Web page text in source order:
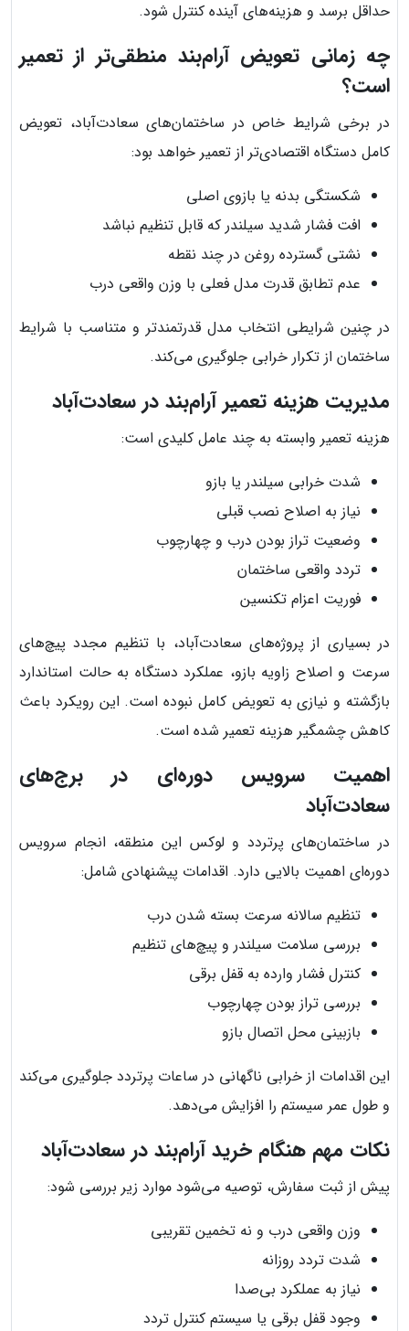
حداقل برسد و هزینه‌های آینده کنترل شود.
چه زمانی تعویض آرام‌بند منطقی‌تر از تعمیر
است؟
در برخی شرایط خاص در ساختمان‌های سعادت‌آباد، تعویض
کامل دستگاه اقتصادی‌تر از تعمیر خواهد بود:
شکستگی بدنه یا بازوی اصلی
افت فشار شدید سیلندر که قابل تنظیم نباشد
نشتی گسترده روغن در چند نقطه
عدم تطابق قدرت مدل فعلی با وزن واقعی درب
در چنین شرایطی انتخاب مدل قدرتمندتر و متناسب با شرایط
ساختمان از تکرار خرابی جلوگیری می‌کند.
مدیریت هزینه تعمیر آرام‌بند در سعادت‌آباد
هزینه تعمیر وابسته به چند عامل کلیدی است:
شدت خرابی سیلندر یا بازو
نیاز به اصلاح نصب قبلی
وضعیت تراز بودن درب و چهارچوب
تردد واقعی ساختمان
فوریت اعزام تکنسین
در بسیاری از پروژه‌های سعادت‌آباد، با تنظیم مجدد پیچ‌های
سرعت و اصلاح زاویه بازو، عملکرد دستگاه به حالت استاندارد
بازگشته و نیازی به تعویض کامل نبوده است. این رویکرد باعث
کاهش چشمگیر هزینه تعمیر شده است.
اهمیت سرویس دوره‌ای در برج‌های
سعادت‌آباد
در ساختمان‌های پرتردد و لوکس این منطقه، انجام سرویس
دوره‌ای اهمیت بالایی دارد. اقدامات پیشنهادی شامل:
تنظیم سالانه سرعت بسته شدن درب
بررسی سلامت سیلندر و پیچ‌های تنظیم
کنترل فشار وارده به قفل برقی
بررسی تراز بودن چهارچوب
بازبینی محل اتصال بازو
این اقدامات از خرابی ناگهانی در ساعات پرتردد جلوگیری می‌کند
و طول عمر سیستم را افزایش می‌دهد.
نکات مهم هنگام خرید آرام‌بند در سعادت‌آباد
پیش از ثبت سفارش، توصیه می‌شود موارد زیر بررسی شود:
وزن واقعی درب و نه تخمین تقریبی
شدت تردد روزانه
نیاز به عملکرد بی‌صدا
وجود قفل برقی یا سیستم کنترل تردد